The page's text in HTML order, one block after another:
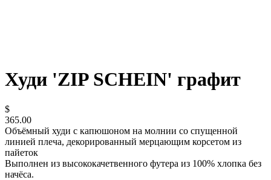
Худи 'ZIP SCHEIN' графит
$
365.00
Объёмный худи с капюшоном на молнии со спущенной
линией плеча, декорированный мерцающим корсетом из
пайеток
Выполнен из высококачетвенного футера из 100% хлопка без
начёса.